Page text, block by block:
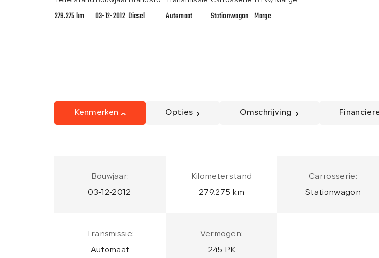
279.275 km 03-12-2012 Diesel Automaat Stationwagon Marge
Kenmerken Opties Omschrijving
Bouwjaar:
03-12-2012
Kilometerstand
279.275 km
Carrosserie:
Stationwagon
Transmissie:
Automaat
Vermogen:
245 PK